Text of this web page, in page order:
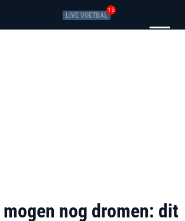
LIVE VOETBAL
15
nog dromen: dit